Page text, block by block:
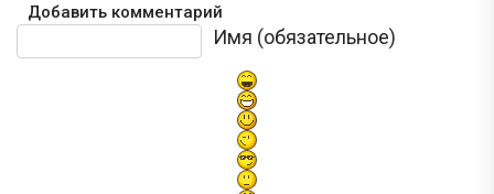
Добавить комментарий
Имя (обязательное)
Текст комментария